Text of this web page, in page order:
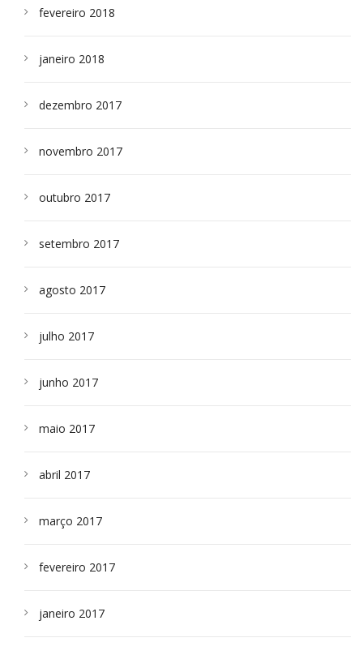
fevereiro 2018
janeiro 2018
dezembro 2017
novembro 2017
outubro 2017
setembro 2017
agosto 2017
julho 2017
junho 2017
maio 2017
abril 2017
março 2017
fevereiro 2017
janeiro 2017